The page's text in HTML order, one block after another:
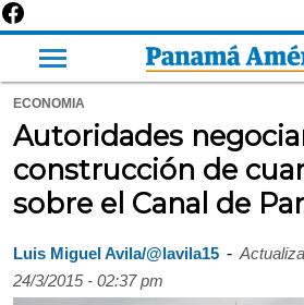
ECONOMIA
Autoridades
construcción de
sobre el Canal de
Luis Miguel Avila/@lavila15 -
24/3/2015 - 02:37 pm